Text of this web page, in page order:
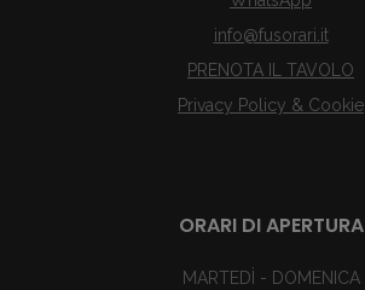
info@fusorari.it
PRENOTA IL TAVOLO
Privacy Policy & Cookie
ORARI DI APERTURA
MARTEDÌ - DOMENICA